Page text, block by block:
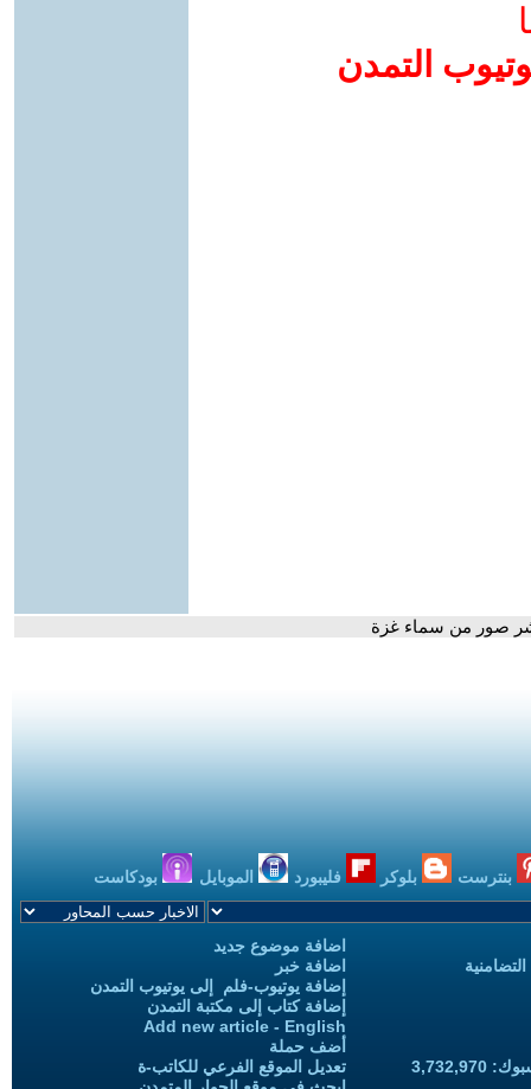
التمدن
صور من سماء غزة
بنترست بلوكر فليبورد الموبايل بودكاست
اضافة موضوع جديد
اضافة خبر
إضافة يوتيوب-فلم إلى يوتيوب التمدن
إضافة كتاب إلى مكتبة التمدن
Add new article - English
أضف حملة
تعديل الموقع الفرعي للكاتب-ة